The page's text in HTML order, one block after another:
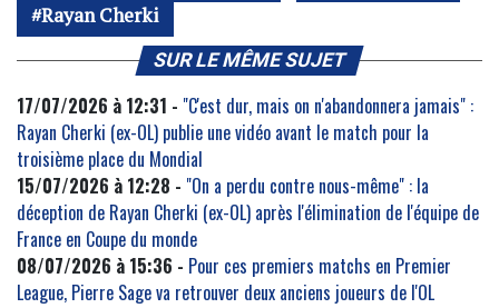
Rayan Cherki
SUR LE MÊME SUJET
17/07/2026 à 12:31 - "C'est dur, mais on n'abandonnera jamais" :
Rayan Cherki (ex-OL) publie une vidéo avant le match pour la
troisième place du Mondial
15/07/2026 à 12:28 - "On a perdu contre nous-même" : la
déception de Rayan Cherki (ex-OL) après l'élimination de l'équipe de
France en Coupe du monde
08/07/2026 à 15:36 - Pour ces premiers matchs en Premier
League, Pierre Sage va retrouver deux anciens joueurs de l'OL